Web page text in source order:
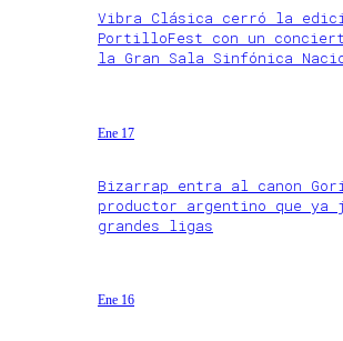
Vibra Clásica cerró la
PortilloFest con un
la Gran Sala Sinfónica
Ene 17
Bizarrap entra al canon
productor argentino que ya
grandes ligas
Ene 16